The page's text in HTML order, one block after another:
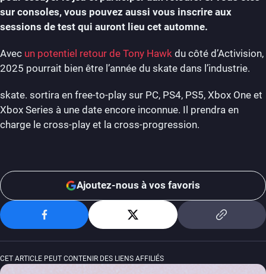
sur consoles, vous pouvez aussi vous inscrire aux
sessions de test qui auront lieu cet automne.
Avec un potentiel retour de Tony Hawk du côté d’Activision,
2025 pourrait bien être l’année du skate dans l’industrie.
skate. sortira en free-to-play sur PC, PS4, PS5, Xbox One et
Xbox Series à une date encore inconnue. Il prendra en
charge le cross-play et la cross-progression.
Ajoutez-nous à vos favoris
CET ARTICLE PEUT CONTENIR DES LIENS AFFILIÉS